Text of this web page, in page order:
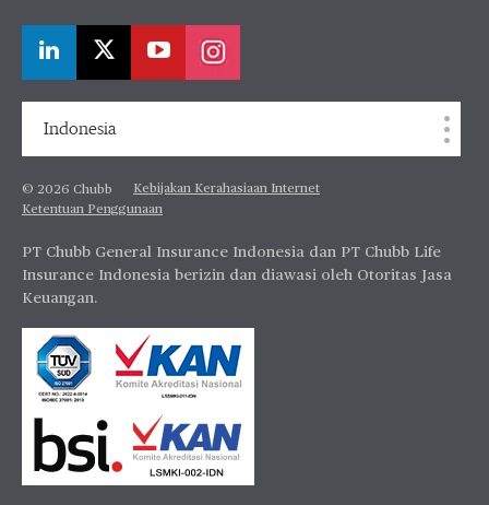
Indonesia
© 2026 Chubb
Kebijakan Kerahasiaan Internet
Ketentuan Penggunaan
PT Chubb General Insurance Indonesia dan PT Chubb Life
Insurance Indonesia berizin dan diawasi oleh Otoritas Jasa
Keuangan.